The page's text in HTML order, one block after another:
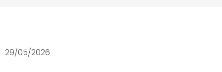
29/05/2026